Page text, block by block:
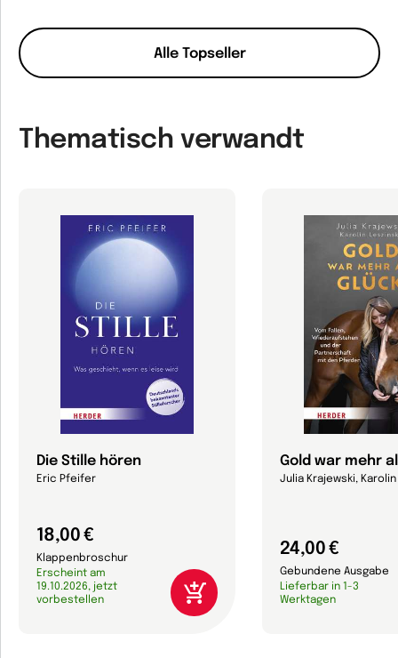
Alle Topseller
Thematisch verwandt
Die Stille hören
Eric Pfeifer
18,00 €
Klappenbroschur
Erscheint am
19.10.2026, jetzt
vorbestellen
Gold war mehr
Julia Krajewski,
24,00 €
Gebundene Ausgabe
Lieferbar in 1-3
Werktagen